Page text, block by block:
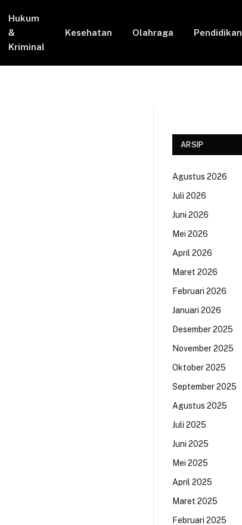
Hukum
&
Kriminal
Kesehatan Olahraga Pendidikan
ARSIP
Agustus 2026
Juli 2026
Juni 2026
Mei 2026
April 2026
Maret 2026
Februari 2026
Januari 2026
Desember 2025
November 2025
Oktober 2025
September 2025
Agustus 2025
Juli 2025
Juni 2025
Mei 2025
April 2025
Maret 2025
Februari 2025